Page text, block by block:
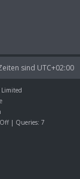
sind UTC+02:00
| Queries: 7